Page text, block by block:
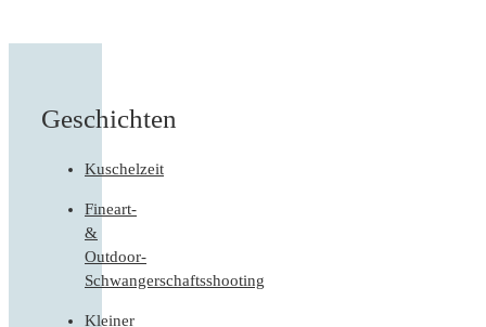
Geschichten
Kuschelzeit
Fineart-
&
Outdoor-
Schwangerschaftsshooting
Kleiner